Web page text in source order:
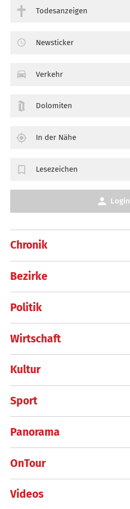
Chronik
Bezirke
Politik
Wirtschaft
Kultur
Sport
Panorama
OnTour
Videos
Todesanzeigen
Newsticker
Verkehr
Dolomiten
In der Nähe
Lesezeichen
Login